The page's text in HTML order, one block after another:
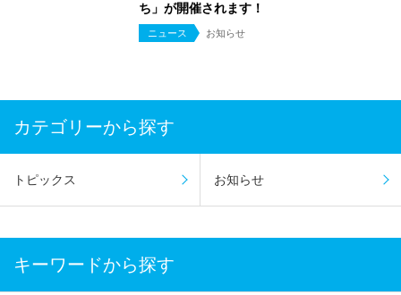
ち」が開催されます！
ニュース お知らせ
カテゴリーから探す
トピックス お知らせ
キーワードから探す